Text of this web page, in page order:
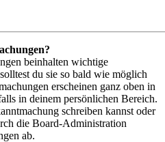
beinhalten wichtige
du sie so bald wie möglich
erscheinen ganz oben in
in deinem persönlichen Bereich.
schreiben kannst oder
die Board-Administration
ab.